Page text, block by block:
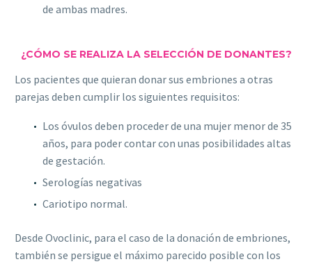
de ambas madres.
¿CÓMO SE REALIZA LA SELECCIÓN DE DONANTES?
Los pacientes que quieran donar sus embriones a otras
parejas deben cumplir los siguientes requisitos:
Los óvulos deben proceder de una mujer menor de 35
años, para poder contar con unas posibilidades altas
de gestación.
Serologías negativas
Cariotipo normal.
Desde Ovoclinic, para el caso de la donación de embriones,
también se persigue el máximo parecido posible con los